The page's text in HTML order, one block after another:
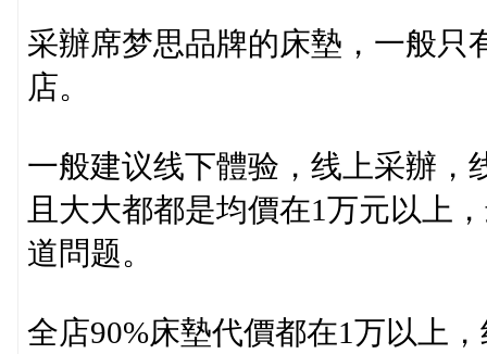
采辦席梦思品牌的床墊，一般只
店。
一般建议线下體验，线上采辦，
且大大都都是均價在1万元以上
道問题。
全店90%床墊代價都在1万以上